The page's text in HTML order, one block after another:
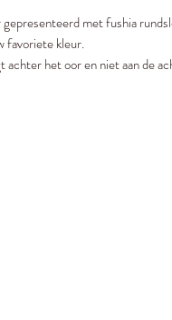
met fushia
favoriete kleur.
achter het oor en niet aan de